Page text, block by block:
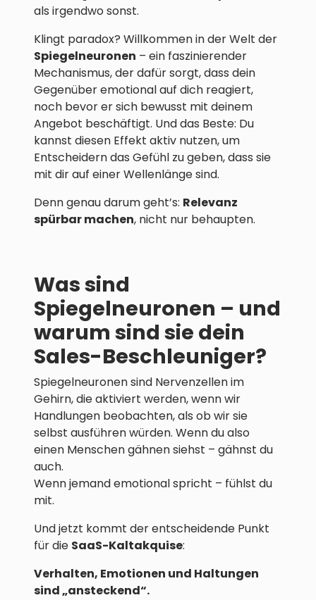
als irgendwo sonst.
Klingt paradox? Willkommen in der Welt der
Spiegelneuronen – ein faszinierender
Mechanismus, der dafür sorgt, dass dein
Gegenüber emotional auf dich reagiert,
noch bevor er sich bewusst mit deinem
Angebot beschäftigt. Und das Beste: Du
kannst diesen Effekt aktiv nutzen, um
Entscheidern das Gefühl zu geben, dass sie
mit dir auf einer Wellenlänge sind.
Denn genau darum geht’s: Relevanz
spürbar machen, nicht nur behaupten.
Was sind
Spiegelneuronen – und
warum sind sie dein
Sales-Beschleuniger?
Spiegelneuronen sind Nervenzellen im
Gehirn, die aktiviert werden, wenn wir
Handlungen beobachten, als ob wir sie
selbst ausführen würden. Wenn du also
einen Menschen gähnen siehst – gähnst du
auch.
Wenn jemand emotional spricht – fühlst du
mit.
Und jetzt kommt der entscheidende Punkt
für die SaaS-Kaltakquise:
Verhalten, Emotionen und Haltungen
sind „ansteckend“.